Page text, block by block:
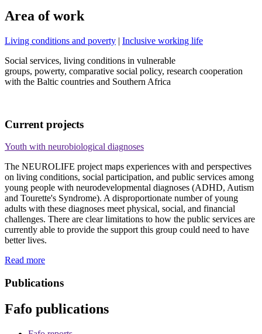
Area of work
Living conditions and poverty | Inclusive working life
Social services, living conditions in vulnerable
groups, powerty, comparative social policy, research cooperation
with the Baltic countries and Southern Africa
Current projects
Youth with neurobiological diagnoses
The NEUROLIFE project maps experiences with and perspectives
on living conditions, social participation, and public services among
young people with neurodevelopmental diagnoses (ADHD, Autism
and Tourette's Syndrome). A disproportionate number of young
adults with these diagnoses meet physical, social, and financial
challenges. There are clear limitations to how the public services are
currently able to provide the support this group could need to have
better lives.
Read more
Publications
Fafo publications